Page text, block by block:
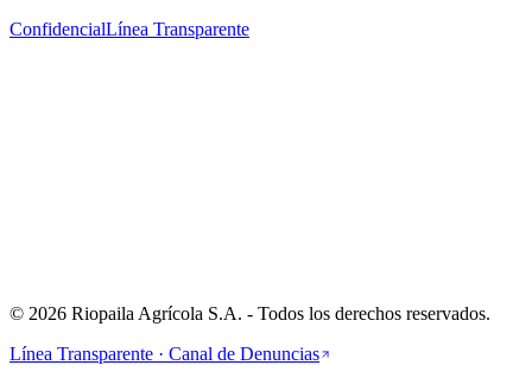
ConfidencialLínea Transparente
© 2026 Riopaila Agrícola S.A. - Todos los derechos reservados.
Línea Transparente · Canal de Denuncias